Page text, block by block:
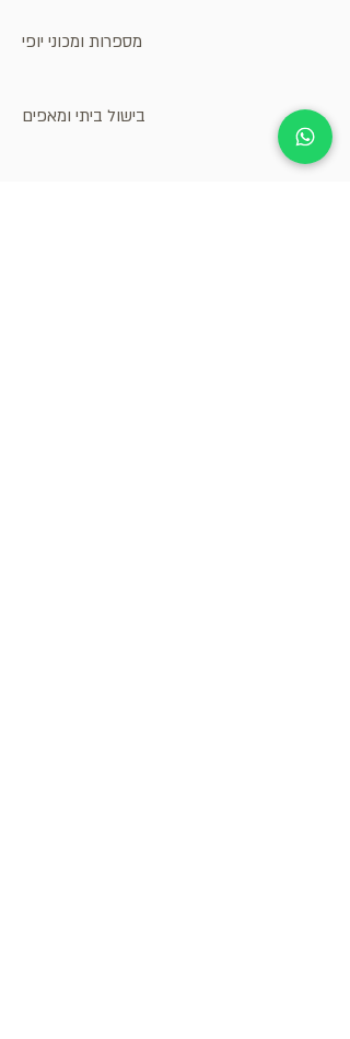
מספרות ומכוני יופי
בישול ביתי ומאפים